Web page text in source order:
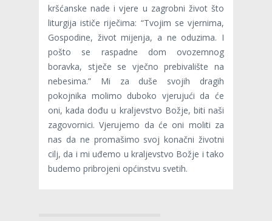
kršćanske nade i vjere u zagrobni život što
liturgija ističe riječima: “Tvojim se vjernima,
Gospodine, život mijenja, a ne oduzima. I
pošto se raspadne dom ovozemnog
boravka, stječe se vječno prebivalište na
nebesima.” Mi za duše svojih dragih
pokojnika molimo duboko vjerujući da će
oni, kada dođu u kraljevstvo Božje, biti naši
zagovornici. Vjerujemo da će oni moliti za
nas da ne promašimo svoj konačni životni
cilj, da i mi uđemo u kraljevstvo Božje i tako
budemo pribrojeni općinstvu svetih.